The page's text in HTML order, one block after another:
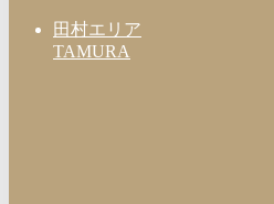
田村エリア
TAMURA